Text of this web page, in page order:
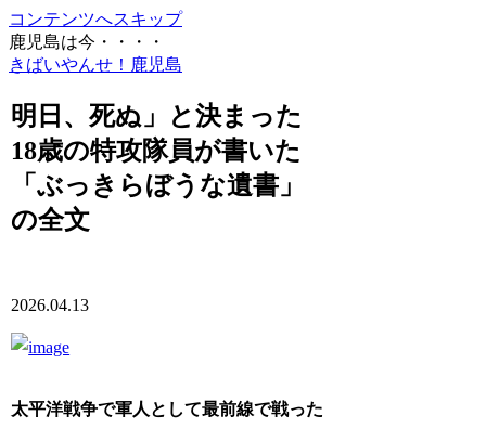
コンテンツへスキップ
鹿児島は今・・・・
きばいやんせ！鹿児島
明日、死ぬ」と決まった
18歳の特攻隊員が書いた
「ぶっきらぼうな遺書」
の全文
2026.04.13
太平洋戦争で軍人として最前線で戦った